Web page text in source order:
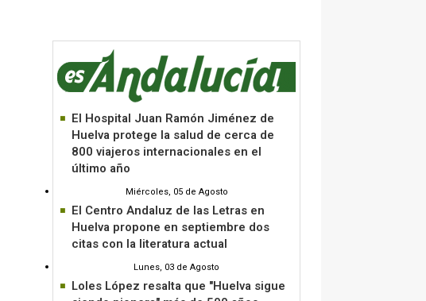
El Hospital Juan Ramón Jiménez de
Huelva protege la salud de cerca de
800 viajeros internacionales en el
último año
Miércoles, 05 de Agosto
El Centro Andaluz de las Letras en
Huelva propone en septiembre dos
citas con la literatura actual
Lunes, 03 de Agosto
Loles López resalta que "Huelva sigue